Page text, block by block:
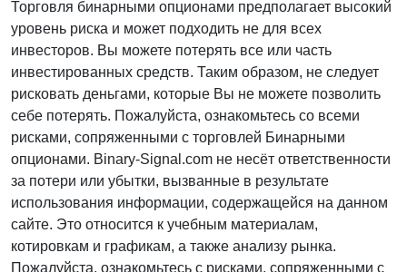
Торговля бинарными опционами предполагает высокий
уровень риска и может подходить не для всех
инвесторов. Вы можете потерять все или часть
инвестированных средств. Таким образом, не следует
рисковать деньгами, которые Вы не можете позволить
себе потерять. Пожалуйста, ознакомьтесь со всеми
рисками, сопряженными с торговлей Бинарными
опционами. Binary-Signal.com не несёт ответственности
за потери или убытки, вызванные в результате
использования информации, содержащейся на данном
сайте. Это относится к учебным материалам,
котировкам и графикам, а также анализу рынка.
Пожалуйста, ознакомьтесь с рисками, сопряженными с